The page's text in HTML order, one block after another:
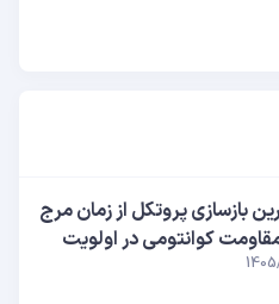
بازسازی پروتکل از زمان مرج
مقاومت کوانتومی در اولویت